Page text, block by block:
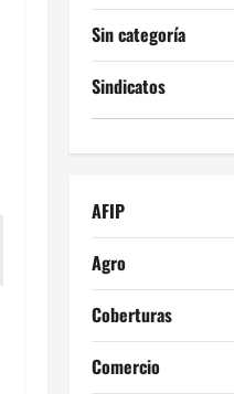
Sin categoría
Sindicatos
AFIP
Agro
Coberturas
Comercio